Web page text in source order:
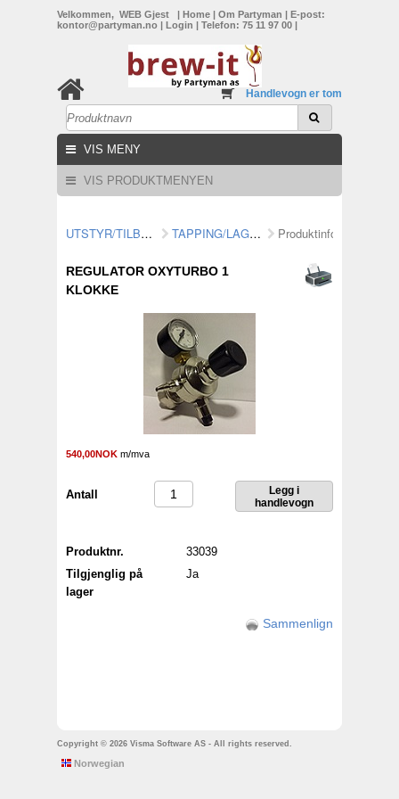
Velkommen, WEB Gjest | Home | Om Partyman | E-post:
kontor@partyman.no | Login | Telefon: 75 11 97 00 |
Handlevogn er tom
VIS MENY
VIS PRODUKTMENYEN
UTSTYR/TILBEHØR TAPPING/LAGRING Produktinformasjon
REGULATOR OXYTURBO 1
KLOKKE
540,00NOK m/mva
Antall
Produktnr.
33039
Tilgjenglig på
lager
Ja
Sammenlign
Copyright © 2026 Visma Software AS - All rights reserved.
Norwegian